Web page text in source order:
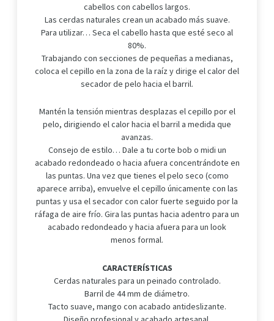
cabellos con cabellos largos.
Las cerdas naturales crean un acabado más suave.
Para utilizar… Seca el cabello hasta que esté seco al
80%.
Trabajando con secciones de pequeñas a medianas,
coloca el cepillo en la zona de la raíz y dirige el calor del
secador de pelo hacia el barril.
Mantén la tensión mientras desplazas el cepillo por el
pelo, dirigiendo el calor hacia el barril a medida que
avanzas.
Consejo de estilo… Dale a tu corte bob o midi un
acabado redondeado o hacia afuera concentrándote en
las puntas. Una vez que tienes el pelo seco (como
aparece arriba), envuelve el cepillo únicamente con las
puntas y usa el secador con calor fuerte seguido por la
ráfaga de aire frío. Gira las puntas hacia adentro para un
acabado redondeado y hacia afuera para un look
menos formal.
CARACTERÍSTICAS
Cerdas naturales para un peinado controlado.
Barril de 44 mm de diámetro.
Tacto suave, mango con acabado antideslizante.